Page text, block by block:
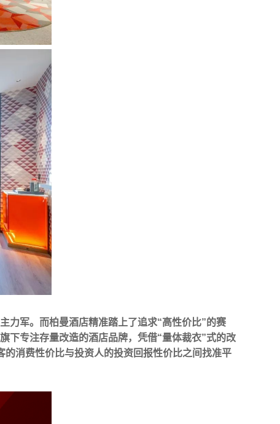
力军。而柏曼酒店精准踏上了追求“高性价比”的赛
下专注存量改造的酒店品牌，凭借“量体裁衣”式的改
消费性价比与投资人的投资回报性价比之间找准平